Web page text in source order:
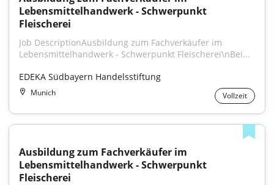
Lebensmittelhandwerk - Schwerpunkt
Fleischerei
Job DescriptionAusbildung zum Fachverkäufer im
Lebensmittelhandwerk - Schwerpunkt Fleischerei\nBei...
EDEKA Südbayern Handelsstiftung
Munich Vollzeit
Ausbildung zum Fachverkäufer im
Lebensmittelhandwerk - Schwerpunkt
Fleischerei